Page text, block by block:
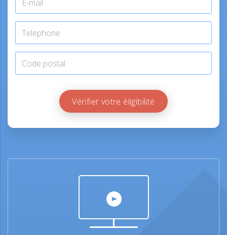
Vérifier votre éligibilité